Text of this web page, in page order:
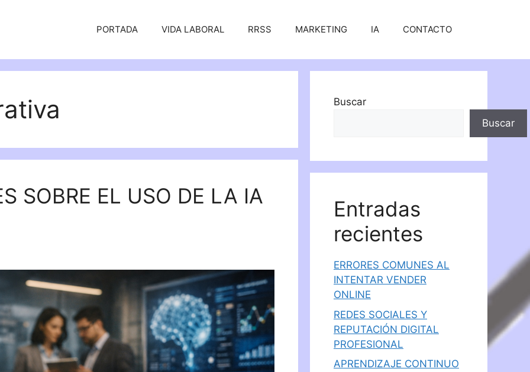
PORTADA VIDA LABORAL RRSS MARKETING IA CONTACTO
SOBRE EL USO DE LA IA
Buscar
Buscar
Entradas
recientes
ERRORES COMUNES AL
INTENTAR VENDER
ONLINE
REDES SOCIALES Y
REPUTACIÓN DIGITAL
PROFESIONAL
APRENDIZAJE CONTINUO